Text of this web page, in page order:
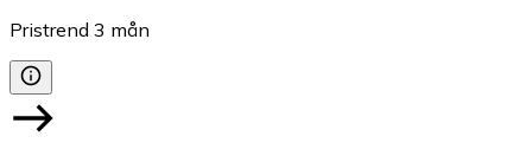
Pristrend 3 mån